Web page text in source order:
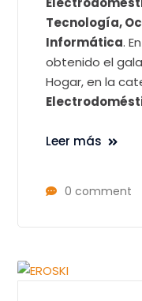
Tecnología,
Informática. En
obtenido el
Hogar, en la
Leer más
0 comment